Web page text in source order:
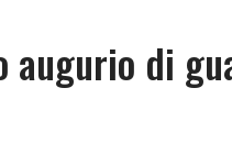
augurio di